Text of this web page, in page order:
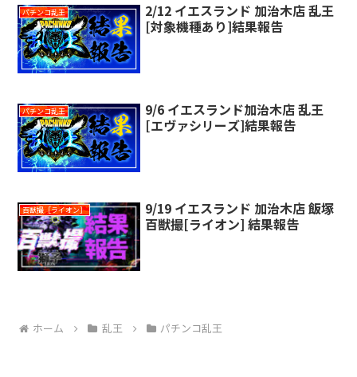
パチンコ乱王
2/12 イエスランド 加治木店 乱王
[対象機種あり]結果報告
パチンコ乱王
9/6 イエスランド加治木店 乱王
[エヴァシリーズ]結果報告
百獣撮［ライオン］
9/19 イエスランド 加治木店 飯塚
百獣撮[ライオン] 結果報告
ホーム 乱王 パチンコ乱王